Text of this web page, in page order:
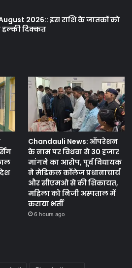
2026:: इस राशि के जातकों को
दिक्कत
Chandauli News: ऑपरेशन
के नाम पर विधवा से 30 हजार
मांगने का आरोप, पूर्व विधायक
ने मेडिकल कॉलेज प्रधानाचार्य
और सीएमओ से की शिकायत,
महिला को निजी अस्पताल में
कराया भर्ती
6 hours ago